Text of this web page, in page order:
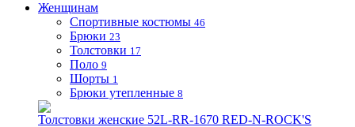
Женщинам
Спортивные костюмы 46
Брюки 23
Толстовки 17
Поло 9
Шорты 1
Брюки утепленные 8
Толстовки женские 52L-RR-1670 RED-N-ROCK'S